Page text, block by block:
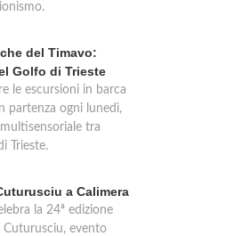
del Timavo:
Golfo di Trieste
le escursioni in barca
partenza ogni lunedì,
tra
Trieste.
a Calimera
la 24ª edizione
Cuturusciu, evento